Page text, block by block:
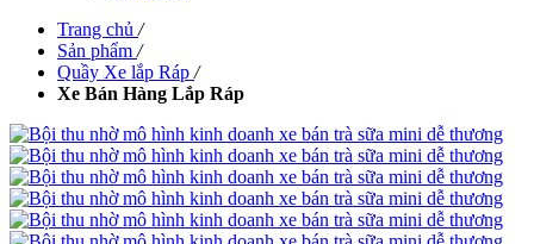
Trang chủ /
Sản phẩm /
Quầy Xe lắp Ráp /
Xe Bán Hàng Lắp Ráp